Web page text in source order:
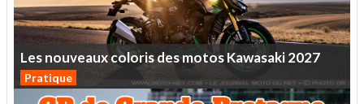
LesnouveauxcolorisdesmotosKawasaki2027
Pratique